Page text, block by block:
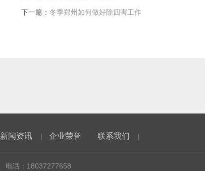
下一篇：冬季郑州如何做好除四害工作
新闻资讯 | 企业荣誉 联系我们 |
电话：18037277658